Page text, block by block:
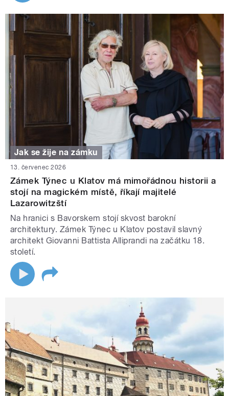
Jak se žije na zámku
13. červenec 2026
Zámek Týnec u Klatov má mimořádnou historii a
stojí na magickém místě, říkají majitelé
Lazarowitzští
Na hranici s Bavorskem stojí skvost barokní
architektury. Zámek Týnec u Klatov postavil slavný
architekt Giovanni Battista Alliprandi na začátku 18.
století.